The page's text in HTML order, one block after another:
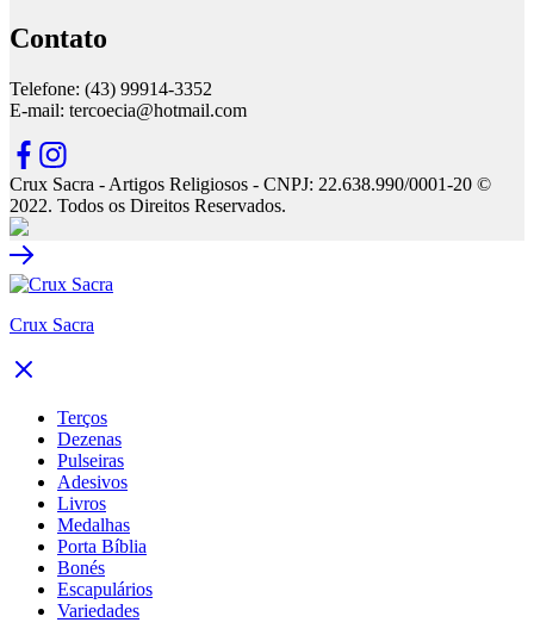
Contato
Telefone: (43) 99914-3352
E-mail: tercoecia@hotmail.com
Crux Sacra - Artigos Religiosos - CNPJ: 22.638.990/0001-20 ©
2022. Todos os Direitos Reservados.
Crux Sacra
Terços
Dezenas
Pulseiras
Adesivos
Livros
Medalhas
Porta Bíblia
Bonés
Escapulários
Variedades